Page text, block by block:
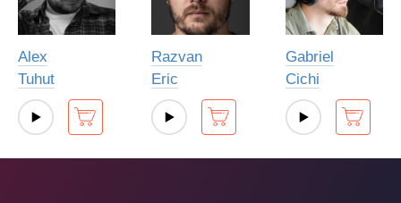
Alex
Tuhut
Razvan
Eric
Gabriel
Cichi